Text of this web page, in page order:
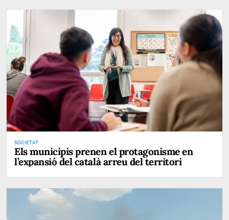
SOCIETAT
Els municipis prenen el protagonisme en
l’expansió del català arreu del territori